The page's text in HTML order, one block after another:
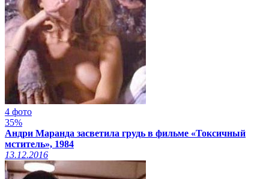
4 фото
35%
Андри Маранда засветила грудь в фильме «Токсичный
мститель», 1984
13.12.2016